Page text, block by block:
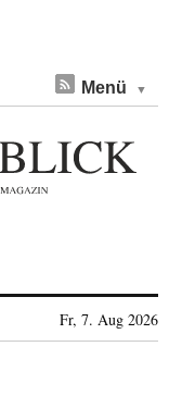
Menü
Fr, 7. Aug 2026